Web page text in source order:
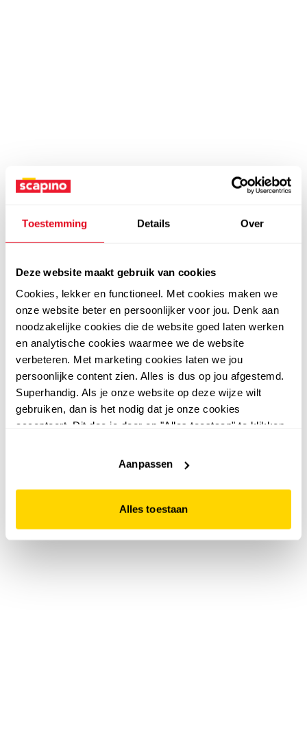
Toestemming Details Over
Deze website maakt gebruik van cookies
Cookies, lekker en functioneel. Met cookies maken we
onze website beter en persoonlijker voor jou. Denk aan
noodzakelijke cookies die de website goed laten werken
en analytische cookies waarmee we de website
verbeteren. Met marketing cookies laten we jou
persoonlijke content zien. Alles is dus op jou afgestemd.
Superhandig. Als je onze website op deze wijze wilt
gebruiken, dan is het nodig dat je onze cookies
accepteert. Dit doe je door op "Alles toestaan" te klikken.
website niet optimaal functioneert.
Aanpassen
Alles toestaan